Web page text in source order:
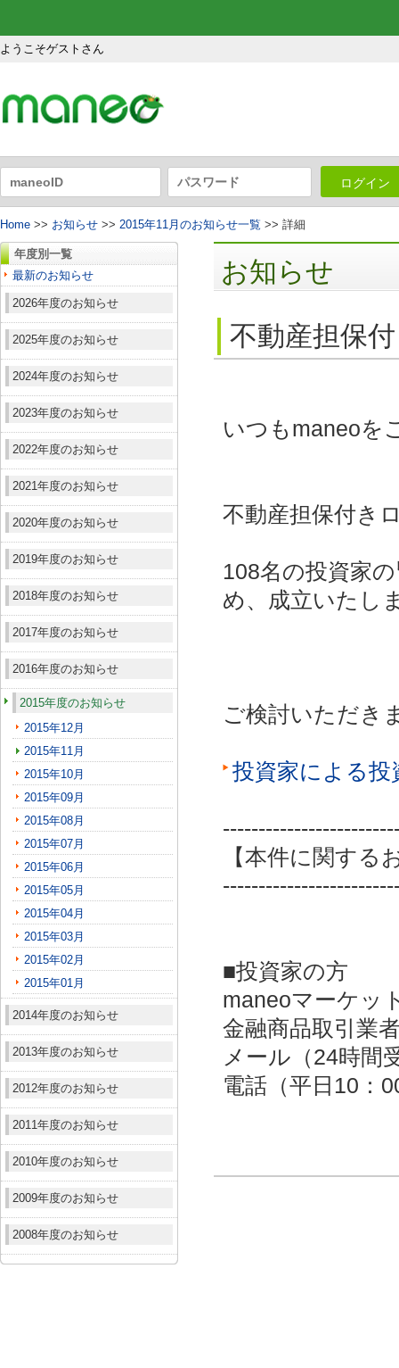
ようこそゲストさん
ログイン
Home >> お知らせ >> 2015年11月のお知らせ一覧 >> 詳細
年度別一覧
最新のお知らせ
2026年度のお知らせ
2025年度のお知らせ
2024年度のお知らせ
2023年度のお知らせ
2022年度のお知らせ
2021年度のお知らせ
2020年度のお知らせ
2019年度のお知らせ
2018年度のお知らせ
2017年度のお知らせ
2016年度のお知らせ
2015年度のお知らせ
2015年12月
2015年11月
2015年10月
2015年09月
2015年08月
2015年07月
2015年06月
2015年05月
2015年04月
2015年03月
2015年02月
2015年01月
2014年度のお知らせ
2013年度のお知らせ
2012年度のお知らせ
2011年度のお知らせ
2010年度のお知らせ
2009年度のお知らせ
2008年度のお知らせ
お知らせ
不動産担保
いつもmaneoを
不動産担保付き
108名の投資家
め、成立いたし
ご検討いただき
投資家による
【本件に関する
■投資家の方
maneoマーケッ
金融商品取引業
メール（24時間
電話（平日10：